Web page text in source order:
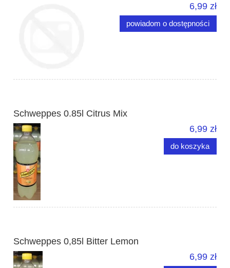
6,99 zł
powiadom o dostępności
Schweppes 0.85l Citrus Mix
6,99 zł
do koszyka
Schweppes 0,85l Bitter Lemon
6,99 zł